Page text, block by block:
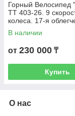
Горный Велосипед
TT 403-26. 9
колеса. 17-я
алюминиевая рама.
Скоростной. Mtb.
В наличии
от 230 000 ₸
Купить
О нас